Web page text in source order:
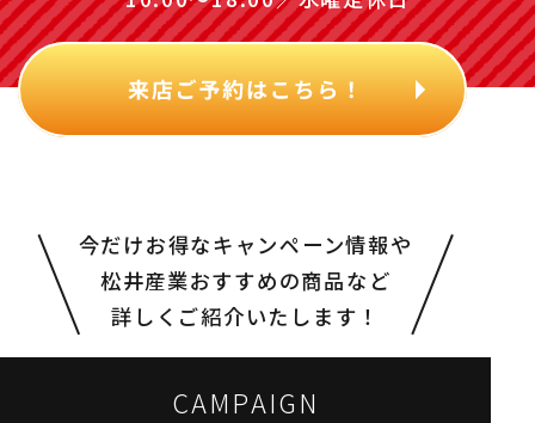
今だけお得なキャンペーン情報や
松井産業おすすめの商品など
詳しくご紹介いたします！
CAMPAIGN